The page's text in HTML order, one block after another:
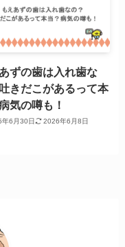
ずの歯は入れ歯な
きだこがあるって本
気の噂も！
6月30日 2026年6月8日